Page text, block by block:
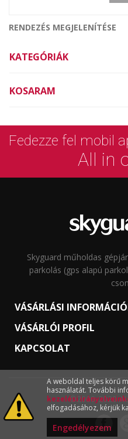
RENDEZÉS MEGJELENÍTÉSE
KATEGÓRIÁK
KOSARAM
Fedezze fel mobil
All in
Skyguard műholdas
parkolás (gps alapú
VÁSÁRLÁSI
VÁSÁRLÓI PROFIL
KAPCSOLAT
©2000-2020
A weboldal teljes körű
használatát. További
kezelési
elfogadásához, kérjük
Engedélyezem